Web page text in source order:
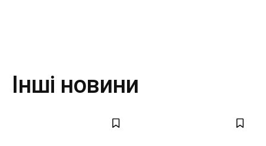
Інші новини